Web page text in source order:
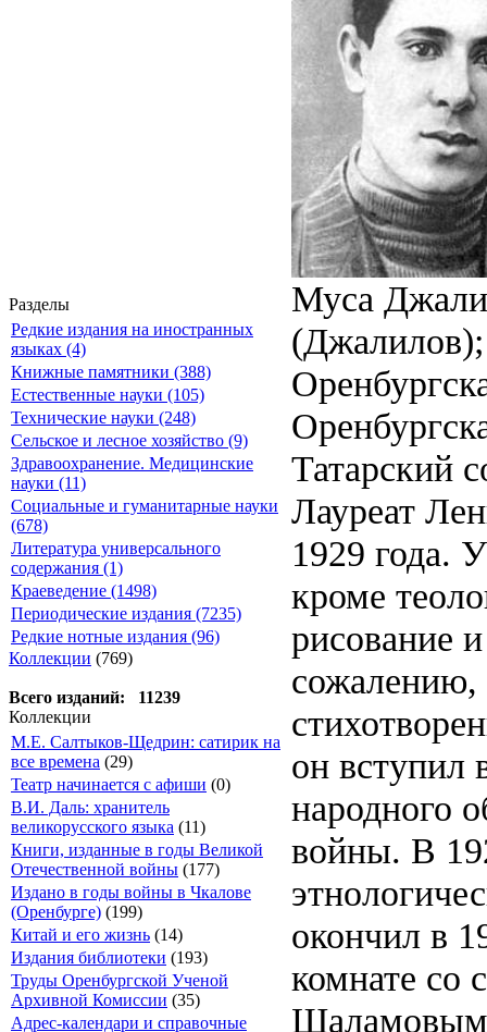
Разделы
Редкие издания на иностранных
языках (4)
Книжные памятники (388)
Естественные науки (105)
Технические науки (248)
Сельское и лесное хозяйство (9)
Здравоохранение. Медицинские
науки (11)
Социальные и гуманитарные науки
(678)
Литература универсального
содержания (1)
Краеведение (1498)
Периодические издания (7235)
Редкие нотные издания (96)
Коллекции (769)
Всего изданий: 11239
Коллекции
М.Е. Салтыков-Щедрин: сатирик на
все времена (29)
Театр начинается с афиши (0)
В.И. Даль: хранитель
великорусского языка (11)
Книги, изданные в годы Великой
Отечественной войны (177)
Издано в годы войны в Чкалове
(Оренбурге) (199)
Китай и его жизнь (14)
Издания библиотеки (193)
Труды Оренбургской Ученой
Архивной Комиссии (35)
Адрес-календари и справочные
Муса
Татарский
Лауреат
1929 года.
кроме
рисование
сожалению,
он вступил
народного
войны. В
окончил в
комнате со
Шаламовым.